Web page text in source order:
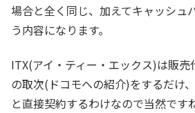
場合と全く同じ、加えてキャッシュ
う内容になります。
ITX(アイ・ティー・エックス)は販
の取次(ドコモへの紹介)をするだけ
と直接契約するわけなので当然です